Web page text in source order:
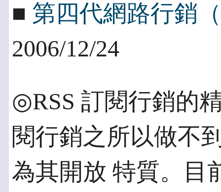
■ 第四代網路行銷
2006/12/24
◎RSS 訂閱行銷的
閱行銷之所以做不
為其開放 特質。目